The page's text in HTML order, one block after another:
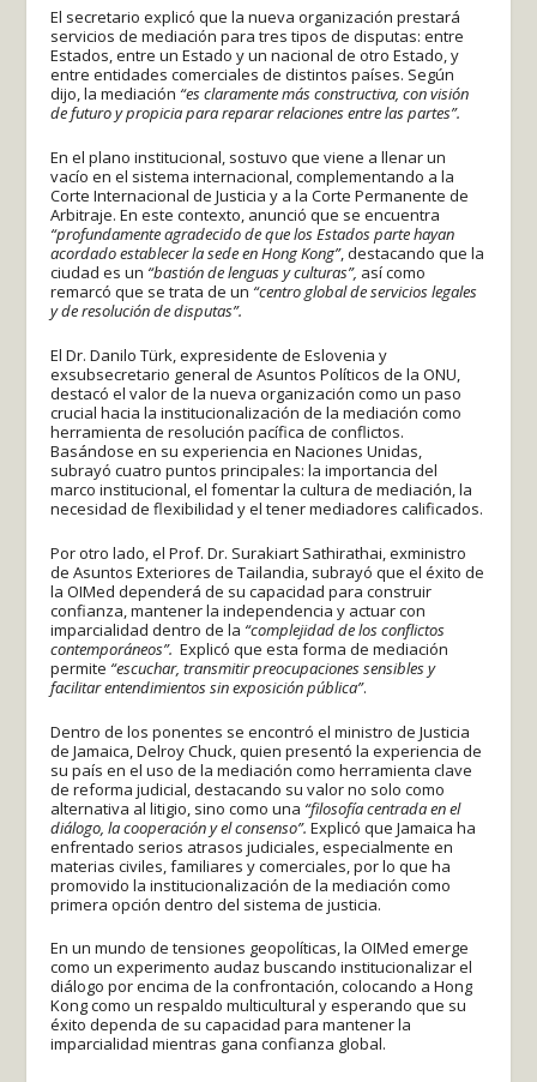
El secretario explicó que la nueva organización prestará
servicios de mediación para tres tipos de disputas: entre
Estados, entre un Estado y un nacional de otro Estado, y
entre entidades comerciales de distintos países. Según
dijo, la mediación “es claramente más constructiva, con visión
de futuro y propicia para reparar relaciones entre las partes”.
En el plano institucional, sostuvo que viene a llenar un
vacío en el sistema internacional, complementando a la
Corte Internacional de Justicia y a la Corte Permanente de
Arbitraje. En este contexto, anunció que se encuentra
“profundamente agradecido de que los Estados parte hayan
acordado establecer la sede en Hong Kong”, destacando que la
ciudad es un “bastión de lenguas y culturas”, así como
remarcó que se trata de un “centro global de servicios legales
y de resolución de disputas”.
El Dr. Danilo Türk, expresidente de Eslovenia y
exsubsecretario general de Asuntos Políticos de la ONU,
destacó el valor de la nueva organización como un paso
crucial hacia la institucionalización de la mediación como
herramienta de resolución pacífica de conflictos.
Basándose en su experiencia en Naciones Unidas,
subrayó cuatro puntos principales: la importancia del
marco institucional, el fomentar la cultura de mediación, la
necesidad de flexibilidad y el tener mediadores calificados.
Por otro lado, el Prof. Dr. Surakiart Sathirathai, exministro
de Asuntos Exteriores de Tailandia, subrayó que el éxito de
la OIMed dependerá de su capacidad para construir
confianza, mantener la independencia y actuar con
imparcialidad dentro de la “complejidad de los conflictos
contemporáneos”. Explicó que esta forma de mediación
permite “escuchar, transmitir preocupaciones sensibles y
facilitar entendimientos sin exposición pública”.
Dentro de los ponentes se encontró el ministro de Justicia
de Jamaica, Delroy Chuck, quien presentó la experiencia de
su país en el uso de la mediación como herramienta clave
de reforma judicial, destacando su valor no solo como
alternativa al litigio, sino como una “filosofía centrada en el
diálogo, la cooperación y el consenso”. Explicó que Jamaica ha
enfrentado serios atrasos judiciales, especialmente en
materias civiles, familiares y comerciales, por lo que ha
promovido la institucionalización de la mediación como
primera opción dentro del sistema de justicia.
En un mundo de tensiones geopolíticas, la OIMed emerge
como un experimento audaz buscando institucionalizar el
diálogo por encima de la confrontación, colocando a Hong
Kong como un respaldo multicultural y esperando que su
éxito dependa de su capacidad para mantener la
imparcialidad mientras gana confianza global.